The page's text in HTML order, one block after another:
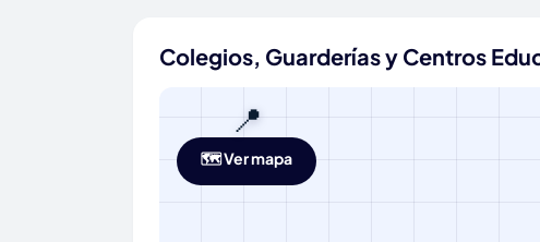
Colegios, Guarderías y Centros
📍
🗺️ Ver mapa